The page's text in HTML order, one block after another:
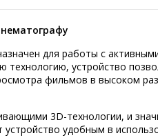
для работы с
устройство
фильмов в высоком
3D-технологии, и
удобным в